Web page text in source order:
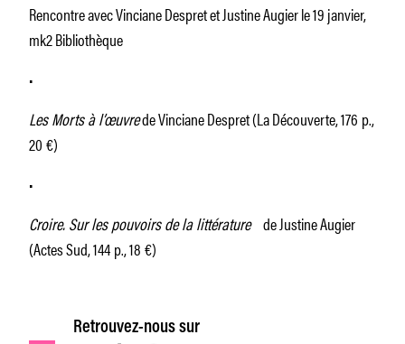
Rencontre avec Vinciane Despret et Justine Augier le 19 janvier,
mk2 Bibliothèque
•
Les Morts à l’œuvrede Vinciane Despret (La Découverte, 176 p.,
20 €)
•
Croire. Sur les pouvoirs de la littératurede Justine Augier
(Actes Sud, 144 p., 18 €)
Retrouvez-nous sur